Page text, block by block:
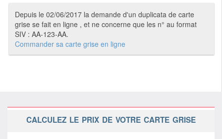
Depuis le 02/06/2017 la demande d'un duplicata de carte
grise se fait en ligne , et ne concerne que les n° au format
SIV : AA-123-AA.
Commander sa carte grise en ligne
CALCULEZ LE PRIX DE VOTRE CARTE GRISE